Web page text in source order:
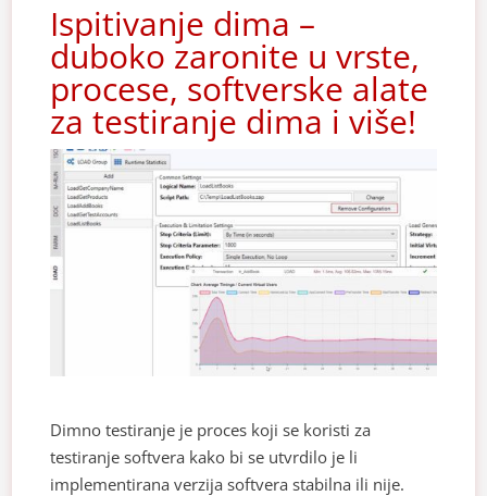
Ispitivanje dima –
duboko zaronite u vrste,
procese, softverske alate
za testiranje dima i više!
Dimno testiranje je proces koji se koristi za
testiranje softvera kako bi se utvrdilo je li
implementirana verzija softvera stabilna ili nije.